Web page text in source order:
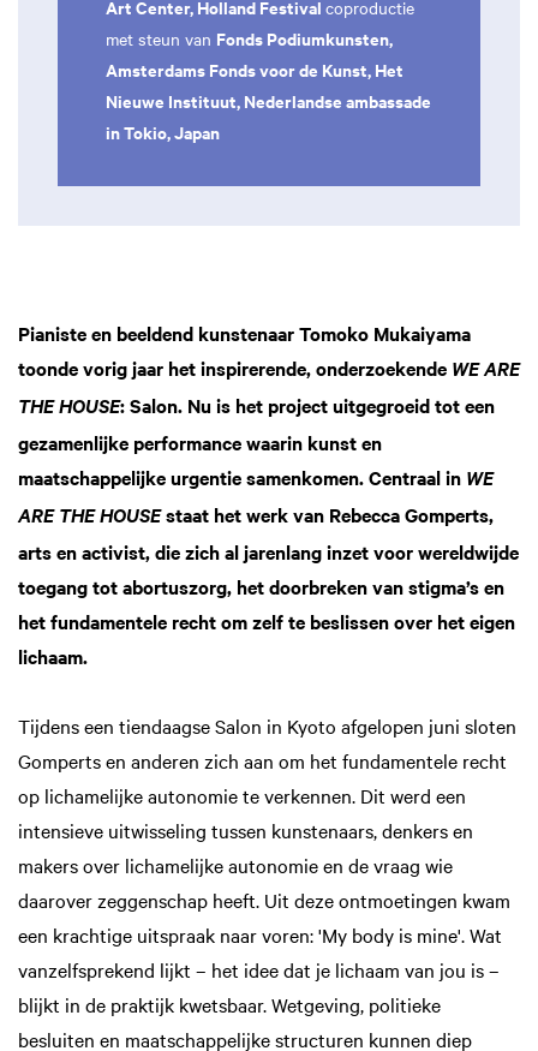
Art Center, Holland Festival coproductie
met steun van Fonds Podiumkunsten,
Amsterdams Fonds voor de Kunst, Het
Nieuwe Instituut, Nederlandse ambassade
in Tokio, Japan
Pianiste en beeldend kunstenaar Tomoko Mukaiyama
toonde vorig jaar het inspirerende, onderzoekende WE ARE
THE HOUSE: Salon. Nu is het project uitgegroeid tot een
gezamenlijke performance waarin kunst en
maatschappelijke urgentie samenkomen. Centraal in WE
ARE THE HOUSEstaat het werk van Rebecca Gomperts,
arts en activist, die zich al jarenlang inzet voor wereldwijde
toegang tot abortuszorg, het doorbreken van stigma’s en
het fundamentele recht om zelf te beslissen over het eigen
lichaam.
Tijdens een tiendaagse Salon in Kyoto afgelopen juni sloten
Gomperts en anderen zich aan om het fundamentele recht
op lichamelijke autonomie te verkennen. Dit werd een
intensieve uitwisseling tussen kunstenaars, denkers en
makers over lichamelijke autonomie en de vraag wie
daarover zeggenschap heeft. Uit deze ontmoetingen kwam
een krachtige uitspraak naar voren: 'My body is mine'. Wat
vanzelfsprekend lijkt – het idee dat je lichaam van jou is –
blijkt in de praktijk kwetsbaar. Wetgeving, politieke
besluiten en maatschappelijke structuren kunnen diep